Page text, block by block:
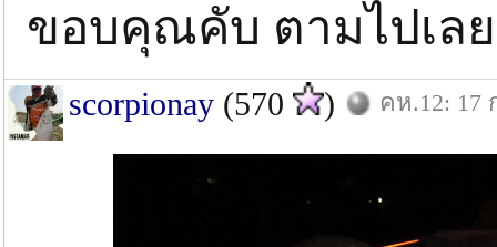
ขอบคุณคับ ตามไปเล
scorpionay (570 ) คห.12: 17